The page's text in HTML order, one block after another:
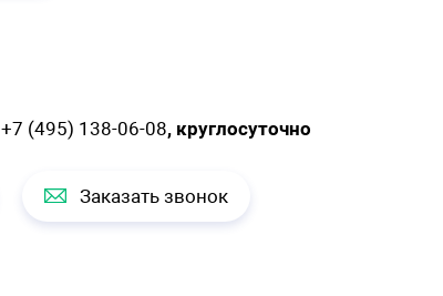
+7 (495) 138-06-08, круглосуточно
Заказать звонок